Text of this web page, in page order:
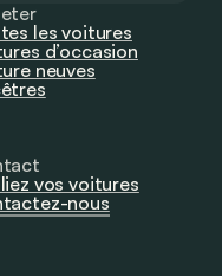
les voitures
d’occasion
neuves
vos voitures
nous